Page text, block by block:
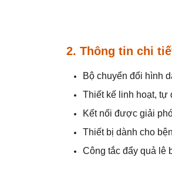
2. Thông tin chi
Bộ chuyển đổi hình
Thiết kế linh hoạt, tự
Kết nối được giải
Thiết bị dành cho
Công tắc đẩy quả lê